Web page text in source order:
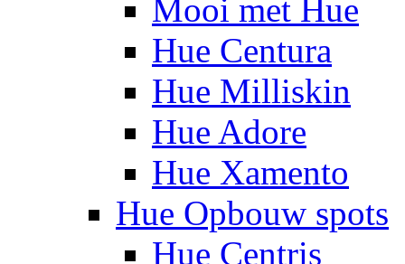
Mooi met Hue
Hue Centura
Hue Milliskin
Hue Adore
Hue Xamento
Hue Opbouw spots
Hue Centris